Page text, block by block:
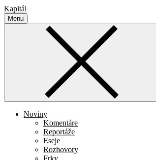
Kapitál
Menu
Noviny
Komentáre
Reportáže
Eseje
Rozhovory
Frky